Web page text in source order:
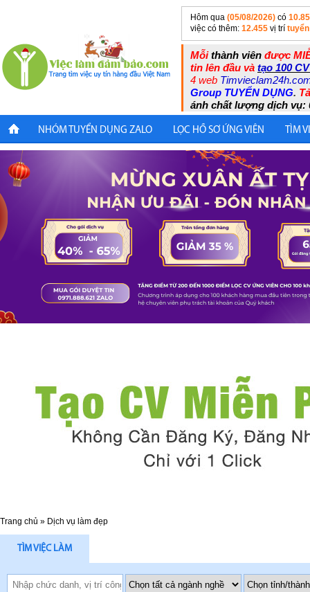
Hôm qua (05/08/2026) có
việc có thêm: 12.455 vị trí
Mỗithành viên được
tin lên đầu và tạo 100
4 web
Group TUYỂN DỤNG.
ánh chất lượng dịch vụ:
NHÓM TUYỂN DỤNG ZALO LỌC HỒ SƠ ỨNG VIÊN TÌM
Trang chủ » Dịch vụ làm đẹp
TÌM VIỆC LÀM